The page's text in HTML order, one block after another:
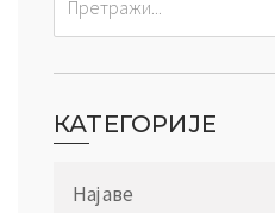
КАТЕГОРИЈЕ
Најаве